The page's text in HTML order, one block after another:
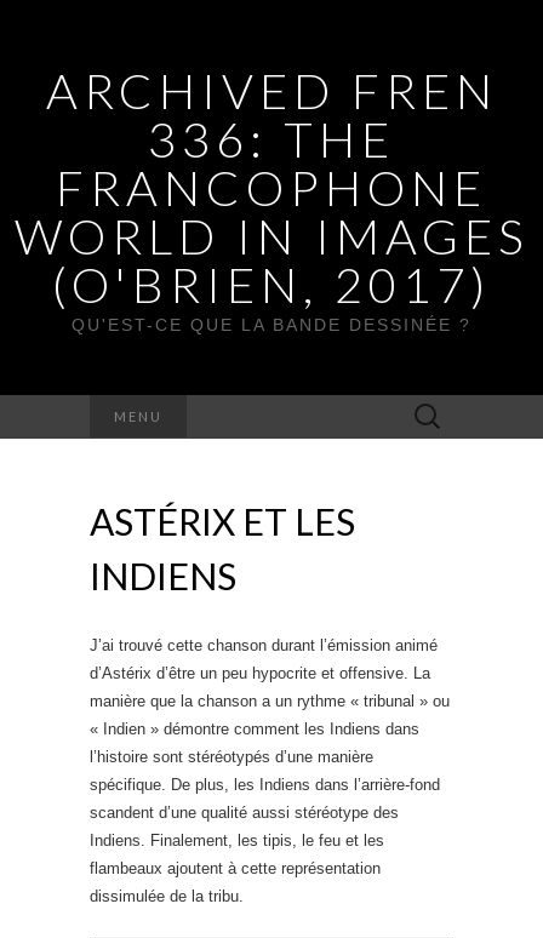
ARCHIVED FREN
336: THE
FRANCOPHONE
WORLD IN IMAGES
(O'BRIEN, 2017)
QU'EST-CE QUE LA BANDE DESSINÉE ?
MENU Rechercher :
ASTÉRIX ET LES
INDIENS
J’ai trouvé cette chanson durant l’émission animé
d’Astérix d’être un peu hypocrite et offensive. La
manière que la chanson a un rythme « tribunal » ou
« Indien » démontre comment les Indiens dans
l’histoire sont stéréotypés d’une manière
spécifique. De plus, les Indiens dans l’arrière-fond
scandent d’une qualité aussi stéréotype des
Indiens. Finalement, les tipis, le feu et les
flambeaux ajoutent à cette représentation
dissimulée de la tribu.